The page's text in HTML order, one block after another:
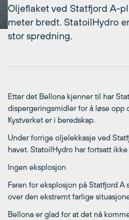
Oljeflaket ved Statfjord A-
meter bredt. StatoilHydro
stor spredning.
Etter det Bellona kjenner til har
dispergeringsmidler for å løse opp
Kystverket er i beredskap.
Under forrige oljelekkasje ved
havet. StatoilHydro har fortsatt
Ingen eksplosjon
Faren for eksplosjon på Statfjord
over den ekstremt farlige
Bellona er glad for at det nå